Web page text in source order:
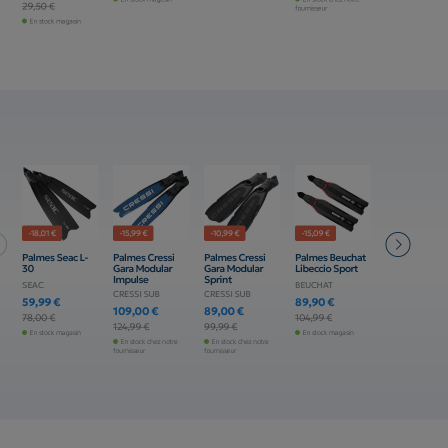
Prix
Prix de base
29,50 €
En stock magasin
fournisseur
-18,01 €
Palmes Seac L-
30
SEAC
Prix
59,99 €
Prix de base
78,00 €
En stock magasin
-15,99 €
Palmes Cressi
Gara Modular
Impulse
CRESSI SUB
Prix
109,00 €
Prix de base
124,99 €
En stock chez notre
fournisseur
-10,99 €
Palmes Cressi
Gara Modular
Sprint
CRESSI SUB
Prix
89,00 €
Prix de base
99,99 €
En stock chez notre
fournisseur
-15,09 €
Palmes Beuchat
Libeccio Sport
BEUCHAT
Prix
89,90 €
Prix de base
104,99 €
En stock magasin
-78,00 €
Palmes